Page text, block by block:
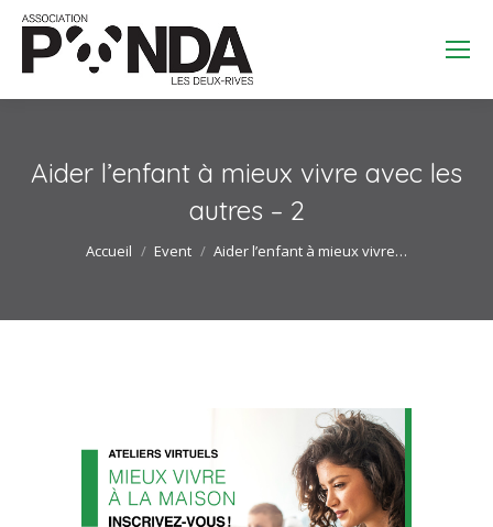
Search:
Aider l’enfant à mieux vivre avec les
autres – 2
Vous êtes ici :
Accueil Event Aider l’enfant à mieux vivre…